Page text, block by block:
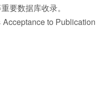
要数据库收录。
to Publication